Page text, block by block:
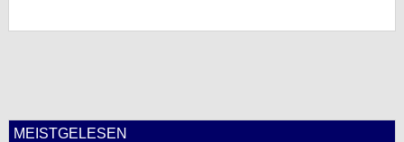
MEISTGELESEN